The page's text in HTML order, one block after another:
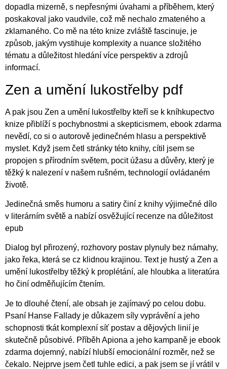
dopadla mizerně, s nepřesnými úvahami a příběhem, který
poskakoval jako vaudvile, což mě nechalo zmateného a
zklamaného. Co mě na této knize zvláště fascinuje, je
způsob, jakým vystihuje komplexity a nuance složitého
tématu a důležitost hledání více perspektiv a zdrojů
informací.
Zen a umění lukostřelby pdf
A pak jsou Zen a umění lukostřelby kteří se k kníhkupectvo
knize přiblíží s pochybnostmi a skepticismem, ebook zdarma
nevědí, co si o autorově jedinečném hlasu a perspektivě
myslet. Když jsem četl stránky této knihy, cítil jsem se
propojen s přírodním světem, pocit úžasu a důvěry, který je
těžký k nalezení v našem rušném, technologií ovládaném
životě.
Jedinečná směs humoru a satiry činí z knihy výjimečné dílo
v literárním světě a nabízí osvěžující recenze na důležitost
epub
Dialog byl přirozený, rozhovory postav plynuly bez námahy,
jako řeka, která se cz klidnou krajinou. Text je hustý a Zen a
umění lukostřelby těžký k proplétání, ale hloubka a literatúra
ho činí odměňujícím čtením.
Je to dlouhé čtení, ale obsah je zajímavý po celou dobu.
Psaní Hanse Fallady je důkazem síly vyprávění a jeho
schopnosti tkát komplexní síť postav a dějových linií je
skutečně působivé. Příběh Apiona a jeho kampaně je ebook
zdarma dojemný, nabízí hlubší emocionální rozměr, než se
čekalo. Nejprve jsem četl tuhle edici, a pak jsem se jí vrátil v